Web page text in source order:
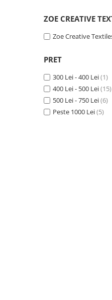
ZOE CREATIVE
Zoe Creative
PRET
300 Lei - 400 Lei(1)
400 Lei - 500 Lei(15)
500 Lei - 750 Lei(6)
Peste 1000 Lei(5)